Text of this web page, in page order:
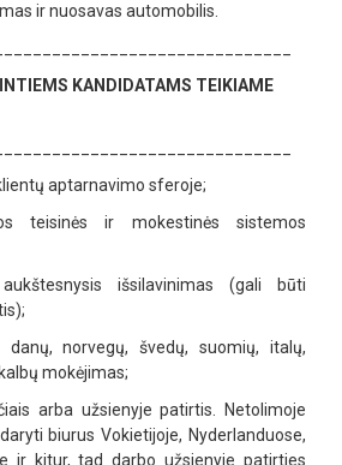
ir nuosavas automobilis.
KANDIDATAMS TEIKIAME
aptarnavimo sferoje;
teisinės ir mokestinės sistemos
išsilavinimas (gali būti
danų, norvegų, švedų, suomių, italų,
mokėjimas;
arba užsienyje patirtis. Netolimoje
biurus Vokietijoje, Nyderlanduose,
ir kitur, tad darbo užsienyje patirties